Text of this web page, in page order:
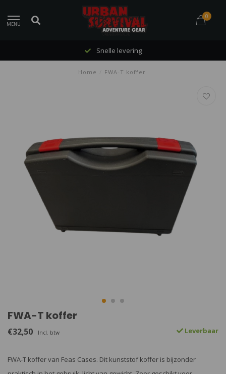
MENU
0
Snelle levering
Home FWA-T koffer
FWA-T koffer
€32,50 Incl. btw Leverbaar
FWA-T koffer van Feas Cases. Dit kunststof koffer is bijzonder